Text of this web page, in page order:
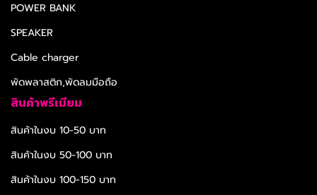
POWER BANK
SPEAKER
Cable charger
พัดพลาสติก,พัดลมมือถือ
สินค้าพรีเมียม
สินค้าในงบ 10-50 บาท
สินค้าในงบ 50-100 บาท
สินค้าในงบ 100-150 บาท